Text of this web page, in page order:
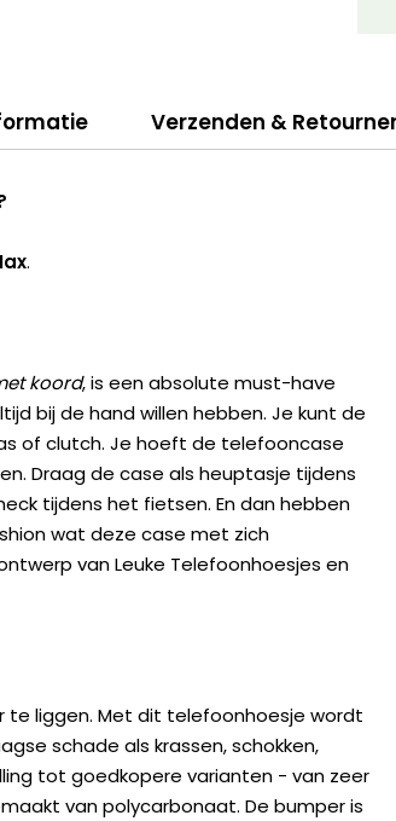
Verzenden &
.
koord, is een absolute must-have
bij de hand willen hebben. Je kunt de
of clutch. Je hoeft de telefooncase
Draag de case als heuptasje tijdens
tijdens het fietsen. En dan hebben
wat deze case met zich
van Leuke Telefoonhoesjes en
te liggen. Met dit telefoonhoesje wordt
schade als krassen, schokken,
tot goedkopere varianten - van zeer
van polycarbonaat. De bumper is